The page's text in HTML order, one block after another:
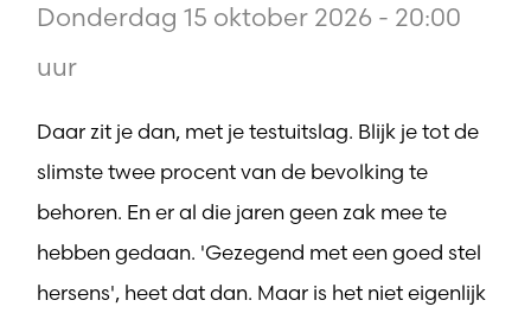
Donderdag 15 oktober 2026 - 20:00
uur
Daar zit je dan, met je testuitslag. Blijk je tot de
slimste twee procent van de bevolking te
behoren. En er al die jaren geen zak mee te
hebben gedaan. 'Gezegend met een goed stel
hersens', heet dat dan. Maar is het niet eigenlijk